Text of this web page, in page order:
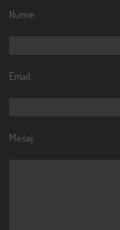
Nume:
Email:
Mesaj: